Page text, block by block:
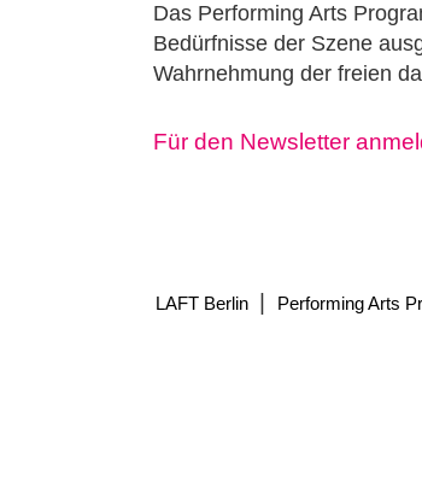
Das Performing Arts
Bedürfnisse der Szene
Wahrnehmung der freien
Für den Newsletter
LAFT Berlin Performing Arts